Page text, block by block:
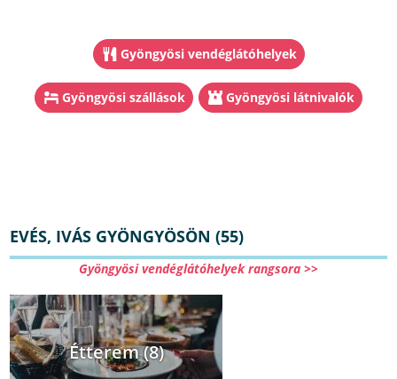
Gyöngyösi vendéglátóhelyek
Gyöngyösi szállások Gyöngyösi látnivalók
EVÉS, IVÁS GYÖNGYÖSÖN (55)
Gyöngyösi vendéglátóhelyek rangsora >>
Étterem (8)